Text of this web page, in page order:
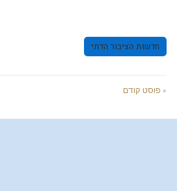
חדשות הציבור הדתי
« פוסט קודם